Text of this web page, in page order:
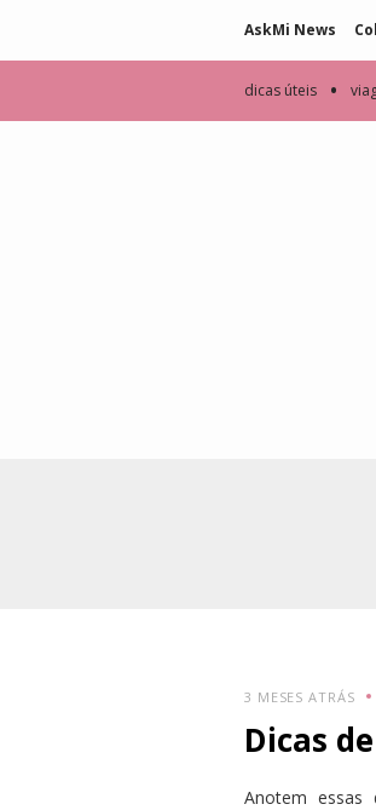
AskMi News
dicas úteis •
3 MESES ATRÁS
Dicas
Anotem